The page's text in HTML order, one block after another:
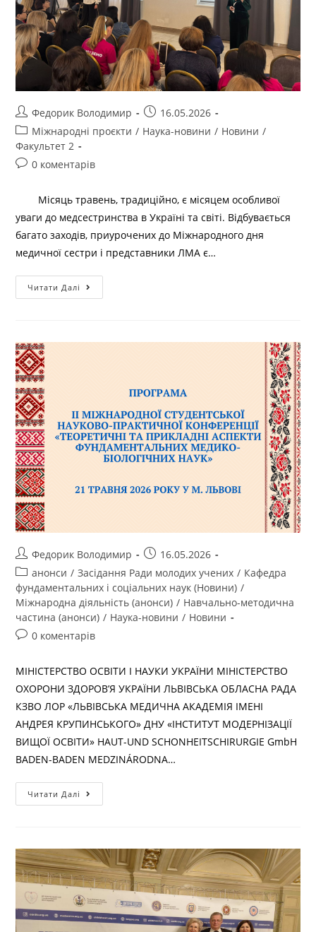
Федорик Володимир
16.05.2026
Міжнародні проєкти / Наука-новини / Новини /
Факультет 2
0 коментарів
Місяць травень, традиційно, є місяцем особливої
уваги до медсестринства в Україні та світі. Відбувається
багато заходів, приурочених до Міжнародного дня
медичної сестри і представники ЛМА є…
Читати Далі
Федорик Володимир
16.05.2026
анонси / Засідання Ради молодих учених / Кафедра
фундаментальних і соціальних наук (Новини) /
Міжнародна діяльність (анонси) / Навчально-методична
частина (анонси) / Наука-новини / Новини
0 коментарів
МІНІСТЕРСТВО ОСВІТИ І НАУКИ УКРАЇНИ МІНІСТЕРСТВО
ОХОРОНИ ЗДОРОВ’Я УКРАЇНИ ЛЬВІВСЬКА ОБЛАСНА РАДА
КЗВО ЛОР «ЛЬВІВСЬКА МЕДИЧНА АКАДЕМІЯ ІМЕНІ
АНДРЕЯ КРУПИНСЬКОГО» ДНУ «ІНСТИТУТ МОДЕРНІЗАЦІЇ
ВИЩОЇ ОСВІТИ» HAUT-UND SCHONHEITSCHIRURGIE GmbH
BADEN-BADEN MEDZINÁRODNA…
Читати Далі